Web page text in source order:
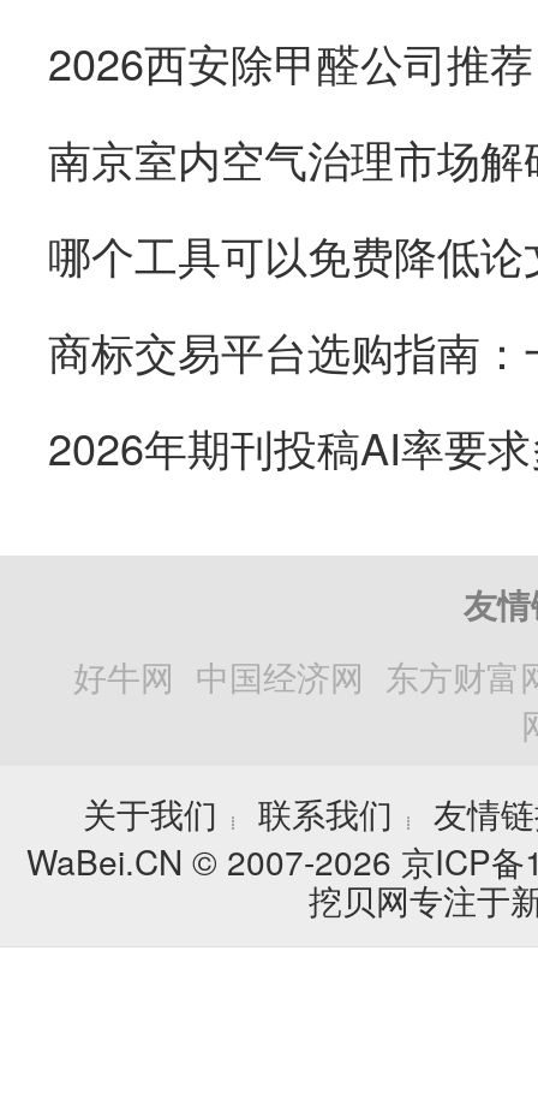
南京室内空气治理市场
友
好牛网 中国经济网 东方财富
关于我们
┊ 联系我们 ┊
友情
WaBei.CN © 2007-2026 京ICP
挖贝网专注于